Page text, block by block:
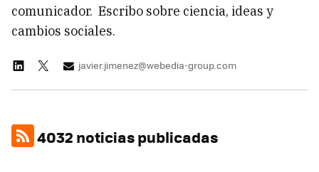
comunicador. Escribo sobre ciencia, ideas y
cambios sociales.
javier.jimenez@webedia-group.com
4032 noticias publicadas